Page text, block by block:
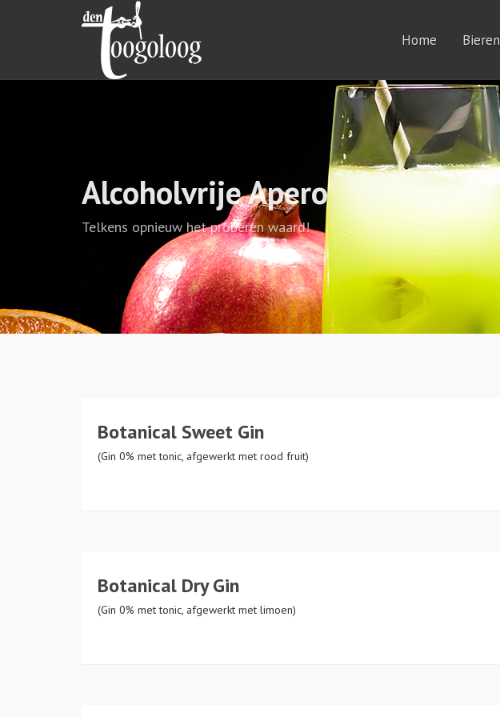
Home Bieren
Alcoholvrije Apero
Telkens opnieuw het proberen waard!
Botanical Sweet Gin
(Gin 0% met tonic, afgewerkt met rood fruit)
Botanical Dry Gin
(Gin 0% met tonic, afgewerkt met limoen)